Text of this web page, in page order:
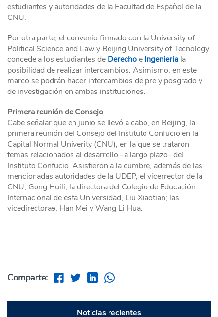
estudiantes y autoridades de la Facultad de Español de la
CNU.
Por otra parte, el convenio firmado con la University of
Political Science and Law y Beijing University of Tecnology
concede a los estudiantes de Derechoe Ingeniería la
posibilidad de realizar intercambios. Asimismo, en este
marco se podrán hacer intercambios de pre y posgrado y
de investigación en ambas instituciones.
Primera reunión de Consejo
Cabe señalar que en junio se llevó a cabo, en Beijing, la
primera reunión del Consejo del Instituto Confucio en la
Capital Normal Univerity (CNU), en la que se trataron
temas relacionados al desarrollo –a largo plazo- del
Instituto Confucio. Asistieron a la cumbre, además de las
mencionadas autoridades de la UDEP, el vicerrector de la
CNU, Gong Huili; la directora del Colegio de Educación
Internacional de esta Universidad, Liu Xiaotian; las
vicedirectoras, Han Mei y Wang Li Hua.
Comparte:
Noticias recientes